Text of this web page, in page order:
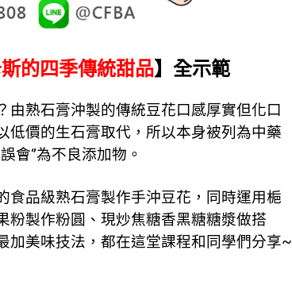
的四季傳統甜品】全示範
由熟石膏沖製的傳統豆花口感厚實但化口
低價的生石膏取代，所以本身被列為中藥
會‘’為不良添加物。
食品級熟石膏製作手沖豆花，同時運用梔
粉製作粉圓、現炒焦糖香黑糖糖漿做搭
加美味技法，都在這堂課程和同學們分享~